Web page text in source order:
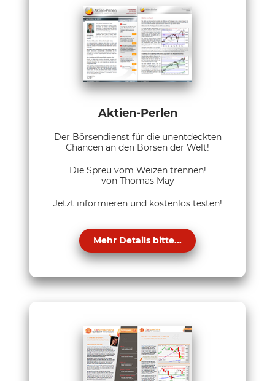
Aktien-Perlen
Der Börsendienst für die unentdeckten
Chancen an den Börsen der Welt!
Die Spreu vom Weizen trennen!
von Thomas May
Jetzt informieren und kostenlos testen!
Mehr Details bitte...